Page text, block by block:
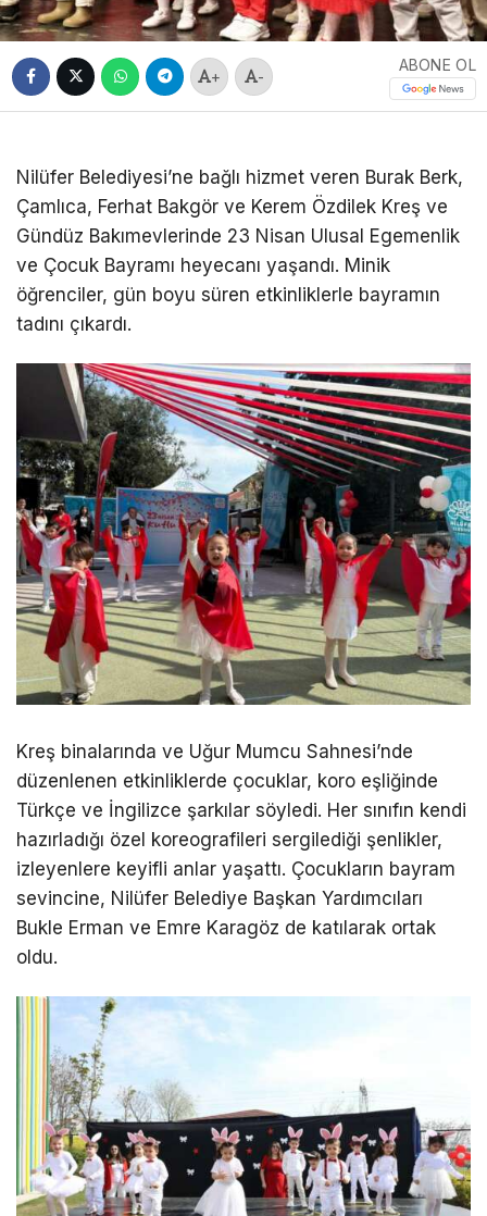
+ -
ABONE OL
Nilüfer Belediyesi’ne bağlı hizmet veren Burak Berk,
Çamlıca, Ferhat Bakgör ve Kerem Özdilek Kreş ve
Gündüz Bakımevlerinde 23 Nisan Ulusal Egemenlik
ve Çocuk Bayramı heyecanı yaşandı. Minik
öğrenciler, gün boyu süren etkinliklerle bayramın
tadını çıkardı.
Kreş binalarında ve Uğur Mumcu Sahnesi’nde
düzenlenen etkinliklerde çocuklar, koro eşliğinde
Türkçe ve İngilizce şarkılar söyledi. Her sınıfın kendi
hazırladığı özel koreografileri sergilediği şenlikler,
izleyenlere keyifli anlar yaşattı. Çocukların bayram
sevincine, Nilüfer Belediye Başkan Yardımcıları
Bukle Erman ve Emre Karagöz de katılarak ortak
oldu.